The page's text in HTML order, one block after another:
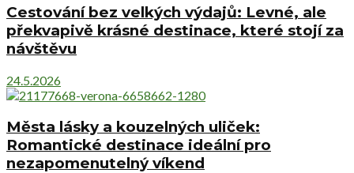
Cestování bez velkých výdajů: Levné, ale
překvapivě krásné destinace, které stojí za
návštěvu
24.5.2026
Města lásky a kouzelných uliček:
Romantické destinace ideální pro
nezapomenutelný víkend